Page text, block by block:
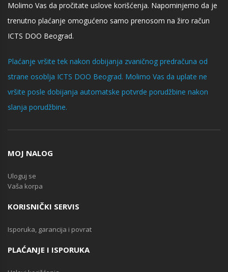
Molimo Vas da pročitate uslove korišćenja. Napominjemo da je
trenutno plaćanje omogućeno samo prenosom na žiro račun
ICTS DOO Beograd.
Plaćanje vršite tek nakon dobijanja zvaničnog predračuna od
strane osoblja ICTS DOO Beograd. Molimo Vas da uplate ne
vršite posle dobijanja automatske potvrde porudžbine nakon
slanja porudžbine.
MOJ NALOG
Uloguj se
Vaša korpa
KORISNIČKI SERVIS
Isporuka, garancija i povrat
PLAĆANJE I ISPORUKA